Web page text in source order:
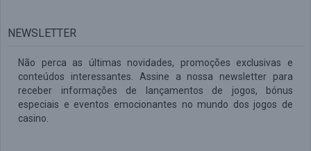
NEWSLETTER
Não perca as últimas novidades, promoções exclusivas e
conteúdos interessantes. Assine a nossa newsletter para
receber informações de lançamentos de jogos, bónus
especiais e eventos emocionantes no mundo dos jogos de
casino.